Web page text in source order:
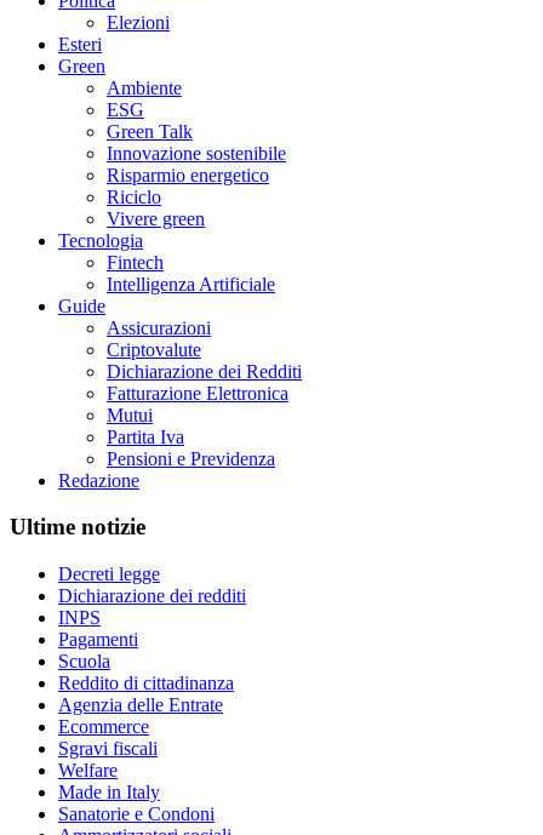
Elezioni
Esteri
Green
Ambiente
ESG
Green Talk
Innovazione sostenibile
Risparmio energetico
Riciclo
Vivere green
Tecnologia
Fintech
Intelligenza Artificiale
Guide
Assicurazioni
Criptovalute
Dichiarazione dei Redditi
Fatturazione Elettronica
Mutui
Partita Iva
Pensioni e Previdenza
Redazione
Ultime notizie
Decreti legge
Dichiarazione dei redditi
INPS
Pagamenti
Scuola
Reddito di cittadinanza
Agenzia delle Entrate
Ecommerce
Sgravi fiscali
Welfare
Made in Italy
Sanatorie e Condoni